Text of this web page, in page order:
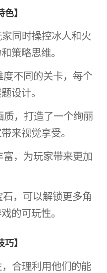
】
同时操控冰人和火
策略思维。
不同的关卡，每个
设计。
，打造了一个绚丽
来视觉享受。
，为玩家带来更加
，可以解锁更多角
的可玩性。
】
合理利用他们的能